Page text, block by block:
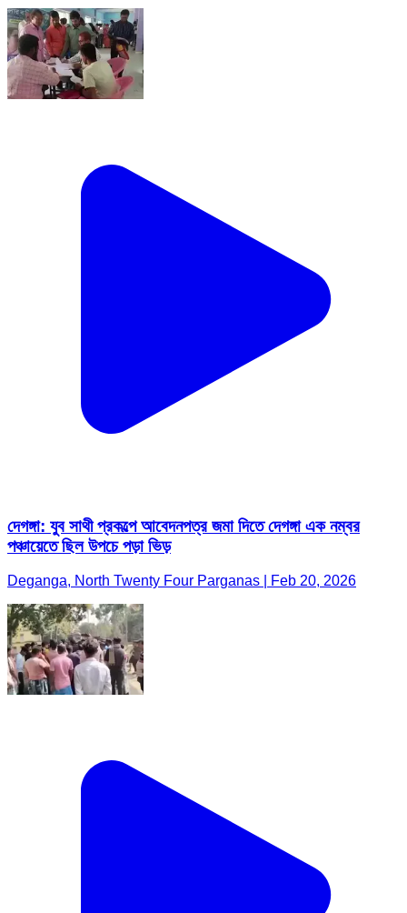
দেগঙ্গা: যুব সাথী প্রকল্পে আবেদনপত্র জমা দিতে দেগঙ্গা এক নম্বর
পঞ্চায়েতে ছিল উপচে পড়া ভিড়
Deganga, North Twenty Four Parganas | Feb 20, 2026